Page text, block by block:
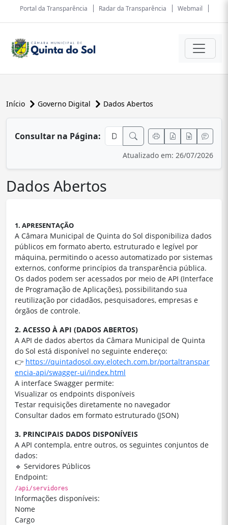
Portal da Transparência Radar da Transparência Webmail
Início Governo Digital Dados Abertos
Consultar na Página:
Atualizado em: 26/07/2026
Dados Abertos
1. APRESENTAÇÃO
A Câmara Municipal de Quinta do Sol disponibiliza dados
públicos em formato aberto, estruturado e legível por
máquina, permitindo o acesso automatizado por sistemas
externos, conforme princípios da transparência pública.
Os dados podem ser acessados por meio de API (Interface
de Programação de Aplicações), possibilitando sua
reutilização por cidadãos, pesquisadores, empresas e
órgãos de controle.
2. ACESSO À API (DADOS ABERTOS)
A API de dados abertos da Câmara Municipal de Quinta
do Sol está disponível no seguinte endereço:
👉 https://quintadosol.oxy.elotech.com.br/portaltranspar
encia-api/swagger-ui/index.html
A interface Swagger permite:
Visualizar os endpoints disponíveis
Testar requisições diretamente no navegador
Consultar dados em formato estruturado (JSON)
3. PRINCIPAIS DADOS DISPONÍVEIS
A API contempla, entre outros, os seguintes conjuntos de
dados:
🔹 Servidores Públicos
Endpoint:
/api/servidores
Informações disponíveis:
Nome
Cargo